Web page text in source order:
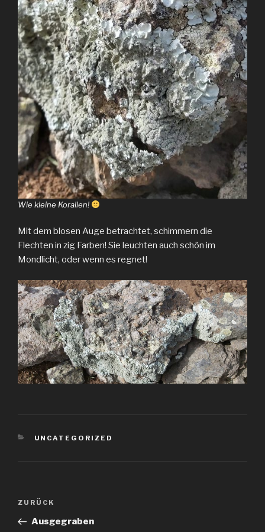
Wie kleine Korallen!
Mit dem blosen Auge betrachtet, schimmern die
Flechten in zig Farben! Sie leuchten auch schön im
Mondlicht, oder wenn es regnet!
KATEGORIEN
UNCATEGORIZED
Beitragsnavigation
Vorheriger
Beitrag
ZURÜCK
Ausgegraben